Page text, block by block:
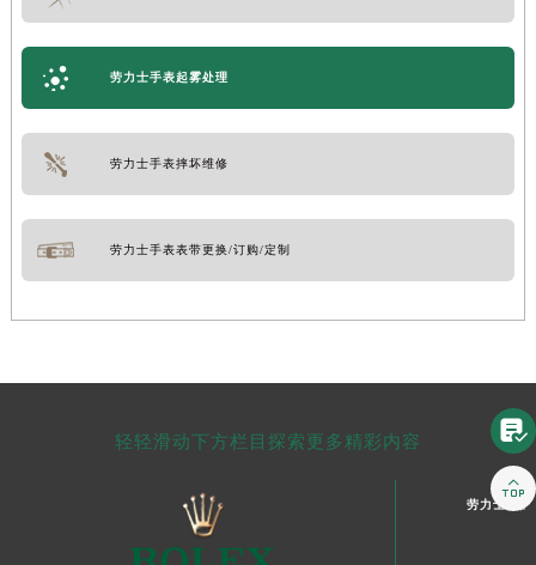
劳力士手表起雾处理
劳力士手表摔坏维修
劳力士手表表带更换/订购/定制
轻轻滑动下方栏目探索更多精彩内容
劳力士中国

